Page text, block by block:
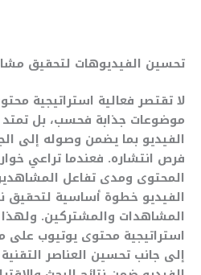
تحسين الفيديوهات لتحقيق
لا تقتصر فعالية استراتيجية
موضوعات جذابة فحسب، بل
الفيديو بما يضمن وصوله إلى
فرص انتشاره. فعندما تراعي
المحتوى ومدى تفاعل
الفيديو خطوة أساسية
المشاهدات والمشتركين.
استراتيجية محتوى يوتيوب على
إلى جانب تحسين العناصر